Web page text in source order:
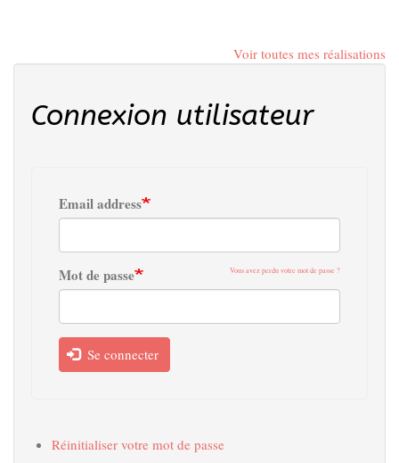
Voir toutes mes réalisations
Connexion utilisateur
Email address
Mot de passe Vous avez perdu votre mot de passe ?
Se connecter
Réinitialiser votre mot de passe